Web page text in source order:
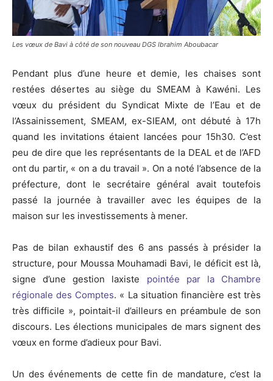
Les vœux de Bavi à côté de son nouveau DGS Ibrahim Aboubacar
Pendant plus d’une heure et demie, les chaises sont
restées désertes au siège du SMEAM à Kawéni. Les
vœux du président du Syndicat Mixte de l’Eau et de
l’Assainissement, SMEAM, ex-SIEAM, ont débuté à 17h
quand les invitations étaient lancées pour 15h30. C’est
peu de dire que les représentants de la DEAL et de l’AFD
ont du partir, « on a du travail ». On a noté l’absence de la
préfecture, dont le secrétaire général avait toutefois
passé la journée à travailler avec les équipes de la
maison sur les investissements à mener.
Pas de bilan exhaustif des 6 ans passés à présider la
structure, pour Moussa Mouhamadi Bavi, le déficit est là,
signe d’une gestion laxiste pointée par la Chambre
régionale des Comptes. « La situation financière est très
très difficile », pointait-il d’ailleurs en préambule de son
discours. Les élections municipales de mars signent des
vœux en forme d’adieux pour Bavi.
Un des événements de cette fin de mandature, c’est la